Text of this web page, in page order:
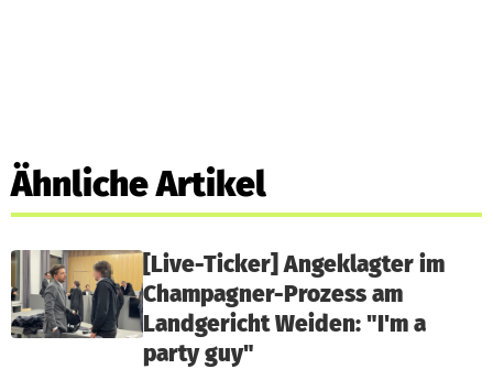
Ähnliche Artikel
[Live-Ticker] Angeklagter im
Champagner-Prozess am
Landgericht Weiden: "I'm a
party guy"